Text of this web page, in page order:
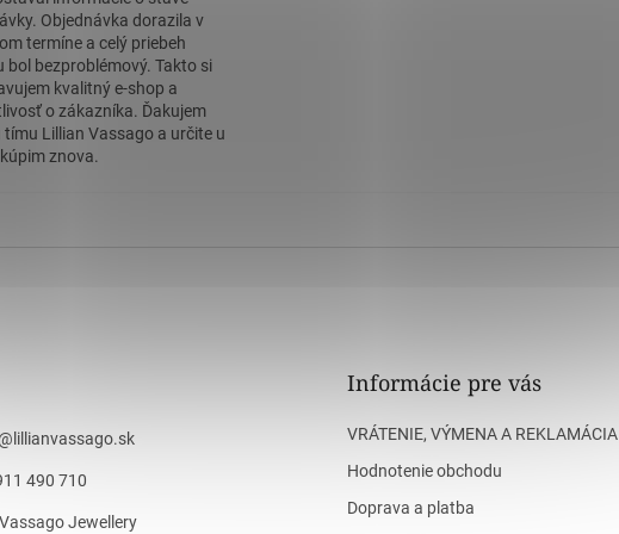
Objednávka dorazila v
termíne a celý priebeh
bol bezproblémový. Takto si
kvalitný e-shop a
o zákazníka. Ďakujem
tímu Lillian Vassago a určite u
znova.
lillianvassago.sk
490 710
Jewellery
Informácie pre vás
VRÁTENIE, VÝMENA A REKLAMÁCIA
Hodnotenie obchodu
Doprava a platba